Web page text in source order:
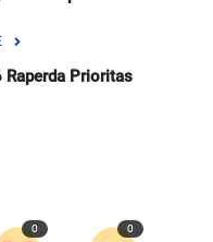
Raperda Prioritas
0 0